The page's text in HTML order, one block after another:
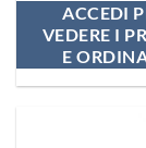
ACCEDI
VEDERE I
E